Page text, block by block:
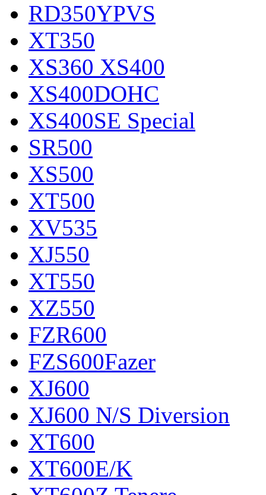
RD350YPVS
XT350
XS360 XS400
XS400DOHC
XS400SE Special
SR500
XS500
XT500
XV535
XJ550
XT550
XZ550
FZR600
FZS600Fazer
XJ600
XJ600 N/S Diversion
XT600
XT600E/K